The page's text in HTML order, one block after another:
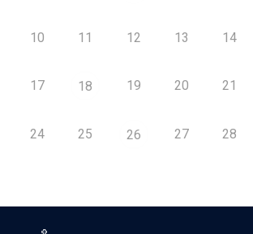
10 11 12 13 14
17 18 19 20 21
24 25 26 27 28